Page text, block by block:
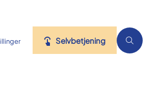
Selvbetjening